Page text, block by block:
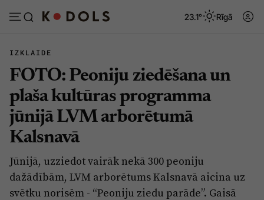
23.1° Rīgā
Abonēt Pieslēgties
Ziņas
Politika
Pašvaldības
Izglītība
Tēmas
Dzīve un ticība
Ekonomika
IZKLAIDE
FOTO: Peoniju ziedēšana un
plaša kultūras programma
jūnijā LVM arborētumā
Kalsnavā
Jūnijā, uzziedot vairāk nekā 300 peoniju
dažādībām, LVM arborētums Kalsnavā aicina uz
svētku norisēm - “Peoniju ziedu parāde”. Gaisā